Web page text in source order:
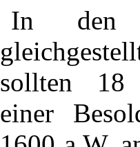
In den
sollten 18
einer